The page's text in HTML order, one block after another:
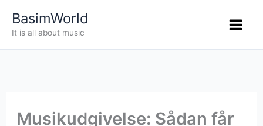
BasimWorld
It is all about music
Musikudgivelse: Sådan får